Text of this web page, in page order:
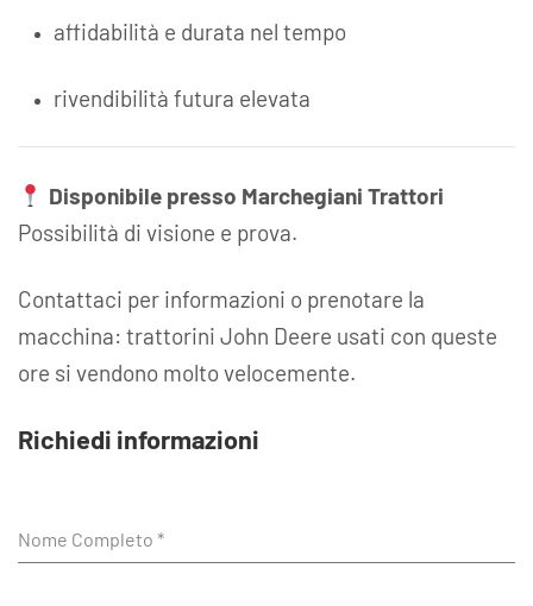
affidabilità e durata nel tempo
rivendibilità futura elevata
Disponibile presso Marchegiani Trattori
Possibilità di visione e prova.
Contattaci per informazioni o prenotare la
macchina: trattorini John Deere usati con queste
ore si vendono molto velocemente.
Richiedi informazioni
Nome Completo *